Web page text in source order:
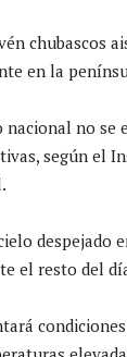
chubascos
en la
no se
según el
despejado
el resto del